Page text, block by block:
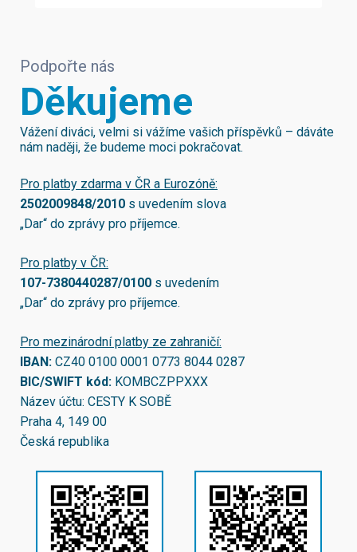
Podpořte nás
Děkujeme
Vážení diváci, velmi si vážíme vašich příspěvků – dáváte
nám naději, že budeme moci pokračovat.
Pro platby zdarma v ČR a Eurozóně:
2502009848/2010 s uvedením slova
„Dar“ do zprávy pro příjemce.
Pro platby v ČR:
107-7380440287/0100 s uvedením
„Dar“ do zprávy pro příjemce.
Pro mezinárodní platby ze zahraničí:
IBAN: CZ40 0100 0001 0773 8044 0287
BIC/SWIFT kód: KOMBCZPPXXX
Název účtu: CESTY K SOBĚ
Praha 4, 149 00
Česká republika